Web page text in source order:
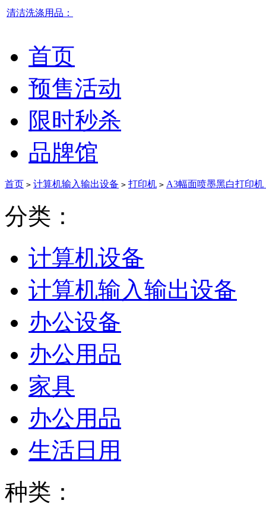
清洁洗涤用品：
首页
预售活动
限时秒杀
品牌馆
首页 > 计算机输入输出设备 > 打印机 > A3幅面喷墨黑白打印机
分类：
计算机设备
计算机输入输出设备
办公设备
办公用品
家具
办公用品
生活日用
种类：